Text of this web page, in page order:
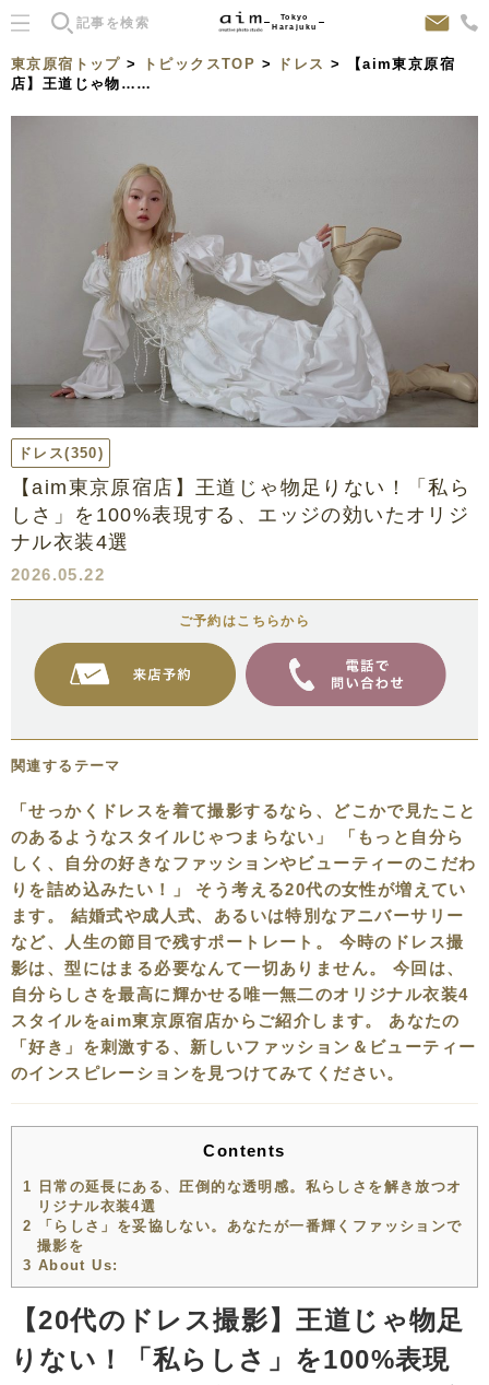
Tokyo
Harajuku
東京原宿トップ > トピックスTOP > ドレス > 【aim東京原宿
店】王道じゃ物……
ドレス(350)
【aim東京原宿店】王道じゃ物足りない！「私ら
しさ」を100%表現する、エッジの効いたオリジ
ナル衣装4選
2026.05.22
ご予約はこちらから
関連するテーマ
「せっかくドレスを着て撮影するなら、どこかで見たこと
のあるようなスタイルじゃつまらない」 「もっと自分ら
しく、自分の好きなファッションやビューティーのこだわ
りを詰め込みたい！」 そう考える20代の女性が増えてい
ます。 結婚式や成人式、あるいは特別なアニバーサリー
など、人生の節目で残すポートレート。 今時のドレス撮
影は、型にはまる必要なんて一切ありません。 今回は、
自分らしさを最高に輝かせる唯一無二のオリジナル衣装4
スタイルをaim東京原宿店からご紹介します。 あなたの
「好き」を刺激する、新しいファッション＆ビューティー
のインスピレーションを見つけてみてください。
Contents
1 日常の延長にある、圧倒的な透明感。私らしさを解き放つオ
リジナル衣装4選
2 「らしさ」を妥協しない。あなたが一番輝くファッションで
撮影を
3 About Us:
【20代のドレス撮影】王道じゃ物足
りない！「私らしさ」を100%表現